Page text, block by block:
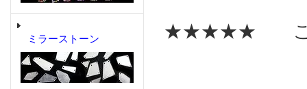
ミラーストーン ★★★★★ こ